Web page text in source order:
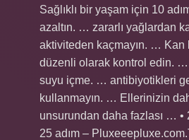
Sağlıklı bir yaşam için 10
azaltın. … zararlı yağlardan
aktiviteden kaçmayın. … Kan
düzenli olarak kontrol edin.
suyu içme. … antibiyotikleri
kullanmayın. … Ellerinizin
unsurundan daha fazlası … •
25 adım –